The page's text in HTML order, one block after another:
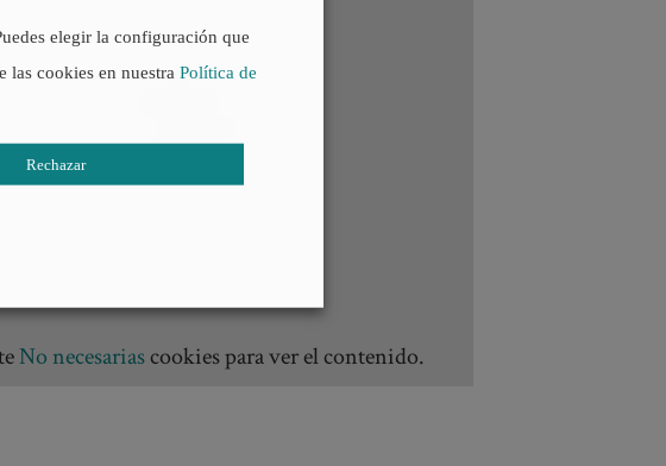
No necesariascookies para ver el contenido.
elegir la configuración que
las cookies en nuestra Política de
Rechazar